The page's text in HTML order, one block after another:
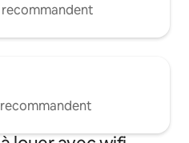
recommandent